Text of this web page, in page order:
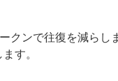
ンで往復を減らし
す。